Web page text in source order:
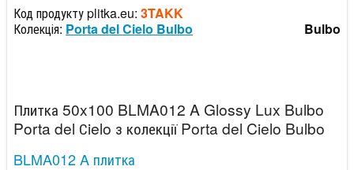
Код продукту plitka.eu: 3TAKK
Колекція: Porta del Cielo Bulbo Bulbo
Плитка 50x100 BLMA012 A Glossy Lux Bulbo
Porta del Сielo з колекції Porta del Cielo Bulbo
BLMA012 A плитка